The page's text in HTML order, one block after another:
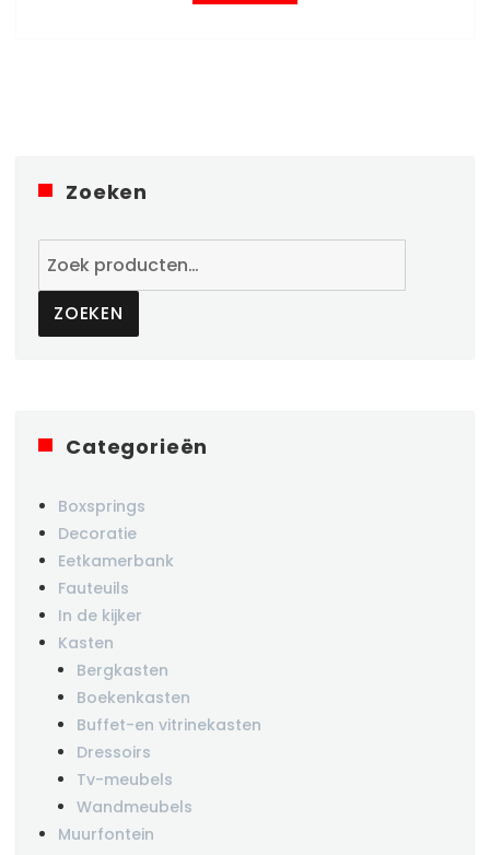
Zoeken
naar:
ZOEKEN
Categorieën
Boxsprings
Decoratie
Eetkamerbank
Fauteuils
In de kijker
Kasten
Bergkasten
Boekenkasten
Buffet-en vitrinekasten
Dressoirs
Tv-meubels
Wandmeubels
Muurfontein